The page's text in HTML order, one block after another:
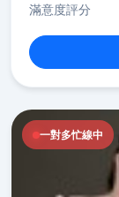
滿意度評分
一對多忙線中